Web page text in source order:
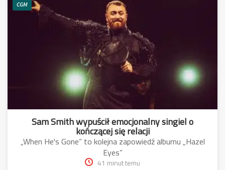
CGM
Sam Smith wypuścił emocjonalny singiel o
kończącej się relacji
„When He's Gone” to kolejna zapowiedź albumu „Hazel
Eyes”
41 minut temu